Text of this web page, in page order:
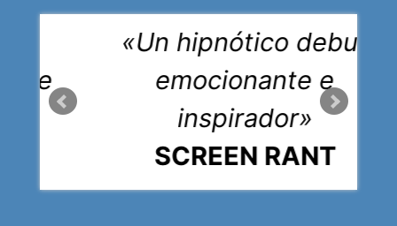
«Un hipnótico debut
emocionante e
inspirador»
SCREEN RANT